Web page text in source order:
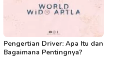
Pengertian Driver: Apa Itu dan
Bagaimana Pentingnya?